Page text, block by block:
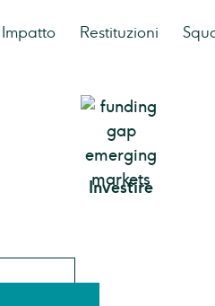
Impatto Restituzioni
Investire